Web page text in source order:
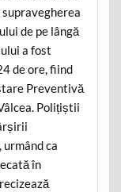
de pe lângă
a fost
de ore, fiind
Preventivă
Polițiștii
ca
în